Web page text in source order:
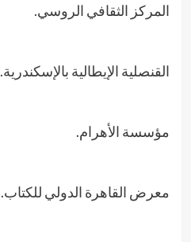
المركز الثقافي الروسي.
القنصلية الإيطالية بالإسكندرية.
مؤسسة الأهرام.
معرض القاهرة الدولي للكتاب.